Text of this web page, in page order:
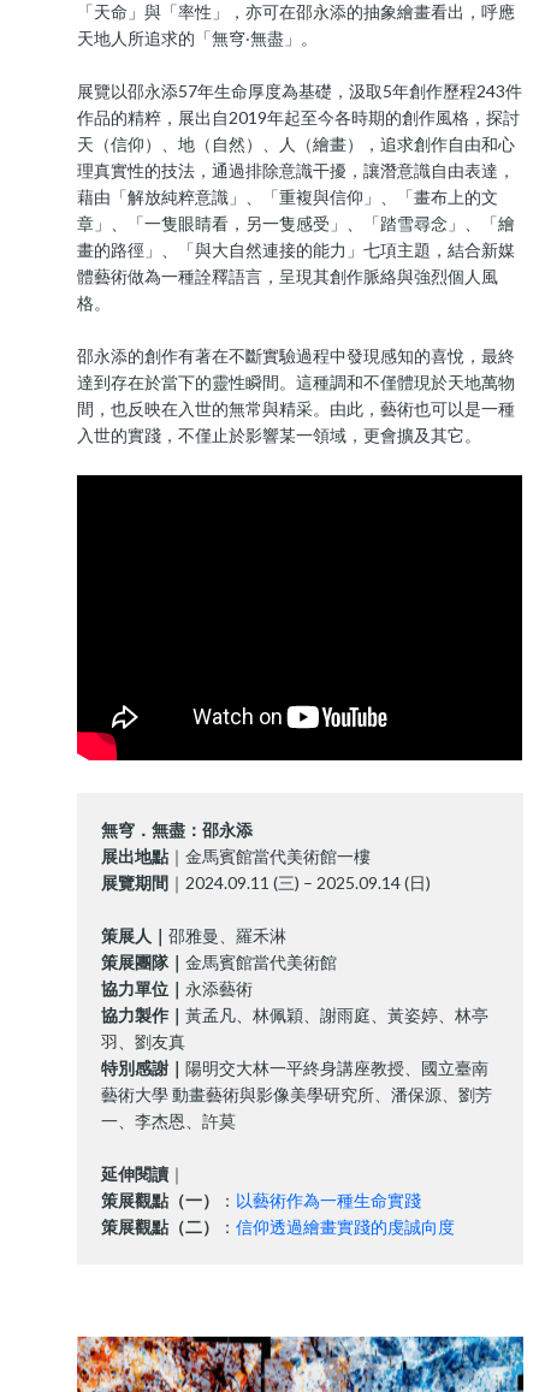
「天命」與「率性」，亦可在邵永添的抽象繪畫看出，呼應
天地人所追求的「無穹‧無盡」。
展覽以邵永添57年生命厚度為基礎，汲取5年創作歷程243件
作品的精粹，展出自2019年起至今各時期的創作風格，探討
天（信仰）、地（自然）、人（繪畫），追求創作自由和心
理真實性的技法，通過排除意識干擾，讓潛意識自由表達，
藉由「解放純粹意識」、「重複與信仰」、「畫布上的文
章」、「一隻眼睛看，另一隻感受」、「踏雪尋念」、「繪
畫的路徑」、「與大自然連接的能力」七項主題，結合新媒
體藝術做為一種詮釋語言，呈現其創作脈絡與強烈個人風
格。
邵永添的創作有著在不斷實驗過程中發現感知的喜悅，最終
達到存在於當下的靈性瞬間。這種調和不僅體現於天地萬物
間，也反映在入世的無常與精采。由此，藝術也可以是一種
入世的實踐，不僅止於影響某一領域，更會擴及其它。
無穹．無盡：邵永添
展出地點 ｜金馬賓館當代美術館一樓
展覽期間 ｜2024.09.11 (三) – 2025.09.14 (日)
策展人｜邵雅曼、羅禾淋
策展團隊｜金馬賓館當代美術館
協力單位｜ 永添藝術
協力製作｜黃孟凡、林佩穎、謝雨庭、黃姿婷、林亭
羽、劉友真
特別感謝｜陽明交大林一平終身講座教授、國立臺南
藝術大學 動畫藝術與影像美學研究所、潘保源、劉芳
一、李杰恩、許莫
延伸閱讀 ｜
策展觀點（一）
： 以藝術作為一種生命實踐
策展觀點（二）
：信仰透過繪畫實踐的虔誠向度